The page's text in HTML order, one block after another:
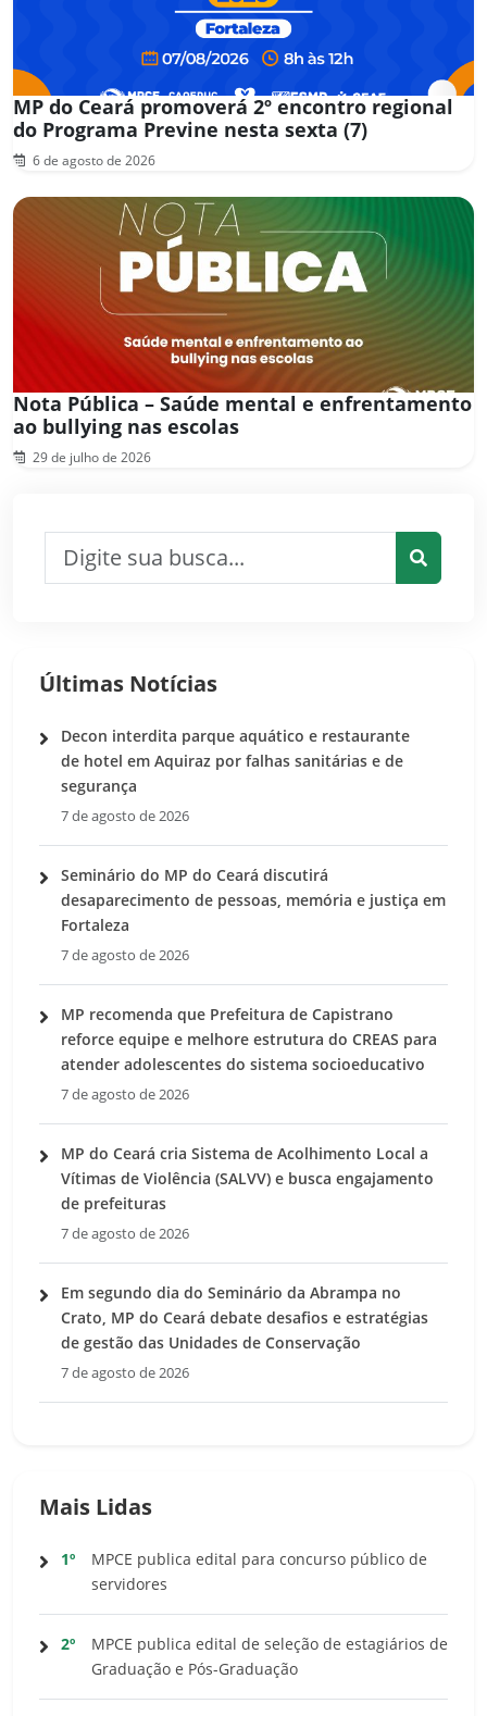
MP do Ceará promoverá 2º encontro regional
do Programa Previne nesta sexta (7)
6 de agosto de 2026
Nota Pública – Saúde mental e enfrentamento
ao bullying nas escolas
29 de julho de 2026
Últimas Notícias
Decon interdita parque aquático e restaurante
de hotel em Aquiraz por falhas sanitárias e de
segurança
7 de agosto de 2026
Seminário do MP do Ceará discutirá
desaparecimento de pessoas, memória e justiça em
Fortaleza
7 de agosto de 2026
MP recomenda que Prefeitura de Capistrano
reforce equipe e melhore estrutura do CREAS para
atender adolescentes do sistema socioeducativo
7 de agosto de 2026
MP do Ceará cria Sistema de Acolhimento Local a
Vítimas de Violência (SALVV) e busca engajamento
de prefeituras
7 de agosto de 2026
Em segundo dia do Seminário da Abrampa no
Crato, MP do Ceará debate desafios e estratégias
de gestão das Unidades de Conservação
7 de agosto de 2026
Mais Lidas
1º
MPCE publica edital para concurso público de
servidores
2º
MPCE publica edital de seleção de estagiários de
Graduação e Pós-Graduação